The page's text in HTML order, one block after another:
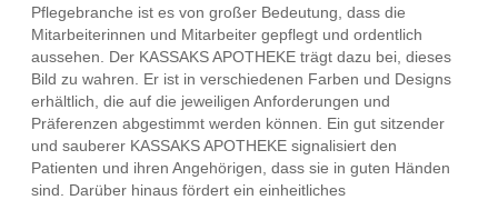
Pflegebranche ist es von großer Bedeutung, dass die
Mitarbeiterinnen und Mitarbeiter gepflegt und ordentlich
aussehen. Der KASSAKS APOTHEKE trägt dazu bei, dieses
Bild zu wahren. Er ist in verschiedenen Farben und Designs
erhältlich, die auf die jeweiligen Anforderungen und
Präferenzen abgestimmt werden können. Ein gut sitzender
und sauberer KASSAKS APOTHEKE signalisiert den
Patienten und ihren Angehörigen, dass sie in guten Händen
sind. Darüber hinaus fördert ein einheitliches